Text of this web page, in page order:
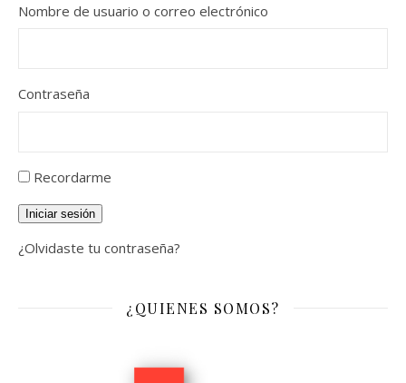
Nombre de usuario o correo electrónico
Contraseña
Recordarme
Iniciar sesión
¿Olvidaste tu contraseña?
¿QUIENES SOMOS?